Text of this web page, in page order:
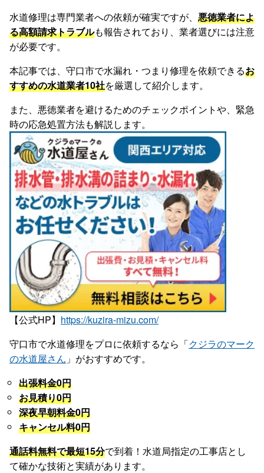
水道修理は専門業者への依頼が確実ですが、 悪徳業者によ
る高額請求トラブルも報告されており、業者選びには注意
が必要です。
本記事では、守口市で水漏れ・つまり修理を依頼できるお
すすめの水道業者10社を厳選して紹介します。
また、悪徳業者を避けるためのチェックポイントや、緊急
時の応急処置方法も解説します。
【公式HP】 https://kuzira-mizu.com/
守口市で水道修理をプロに依頼するなら「クジラのマーク
の水道屋さん 」がおすすめです。
出張料金0円
お見積り0円
深夜早朝料金0円
キャンセル料0円
通話料無料で最短15分で到着！水道局指定の工事店とし
て確かな技術と実績があります。